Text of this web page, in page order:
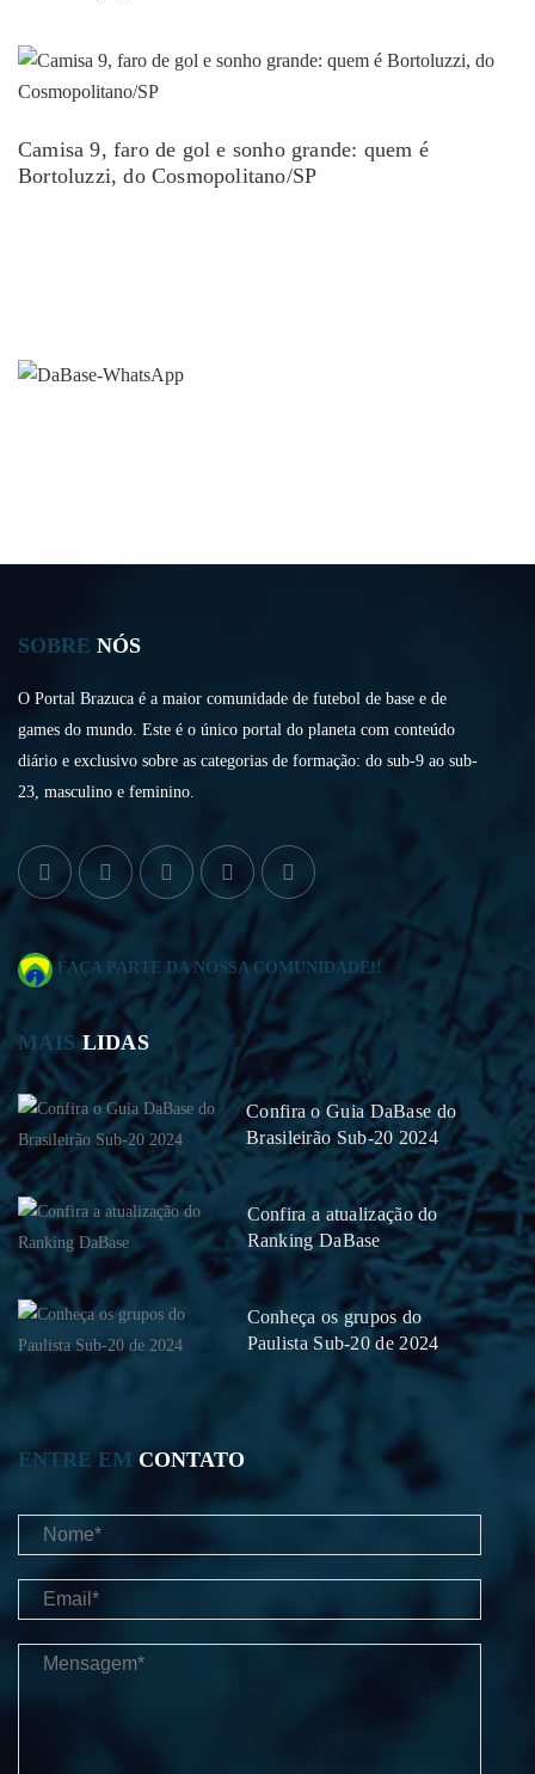
Camisa 9, faro de gol e sonho grande: quem é
Bortoluzzi, do Cosmopolitano/SP
SOBRE NÓS
O Portal Brazuca é a maior comunidade de futebol de base e de
games do mundo. Este é o único portal do planeta com conteúdo
diário e exclusivo sobre as categorias de formação: do sub-9 ao sub-
23, masculino e feminino.
FAÇA PARTE DA NOSSA COMUNIDADE!!
MAISLIDAS
Confira o Guia DaBase do
Brasileirão Sub-20 2024
Confira a atualização do
Ranking DaBase
Conheça os grupos do
Paulista Sub-20 de 2024
ENTRE EM CONTATO